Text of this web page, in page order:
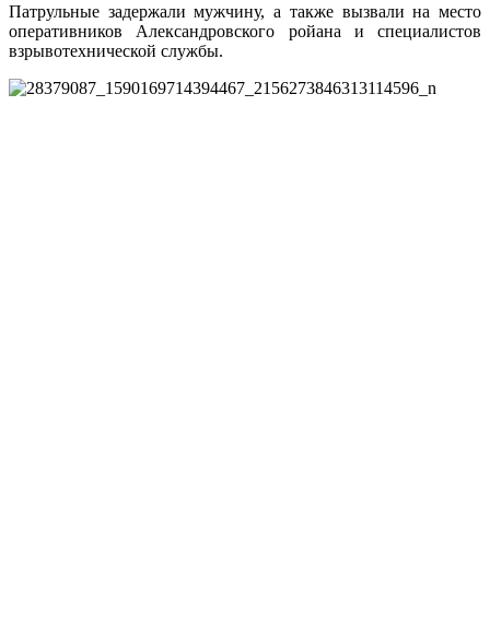
Патрульные задержали мужчину, а также вызвали на место
оперативников Александровского ройана и специалистов
взрывотехнической службы.